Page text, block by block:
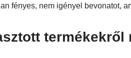
fényes, nem igényel bevonatot,
termékekről